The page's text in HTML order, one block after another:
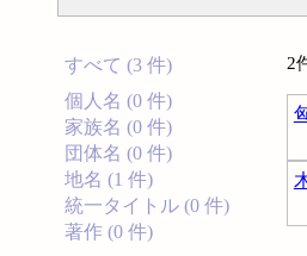
すべて (3 件)
個人名 (0 件)
家族名 (0 件)
団体名 (0 件)
地名 (1 件)
統一タイトル (0 件)
著作 (0 件)
2